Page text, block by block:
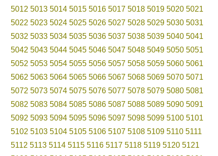
5012 5013 5014 5015 5016 5017 5018 5019 5020 5021
5022 5023 5024 5025 5026 5027 5028 5029 5030 5031
5032 5033 5034 5035 5036 5037 5038 5039 5040 5041
5042 5043 5044 5045 5046 5047 5048 5049 5050 5051
5052 5053 5054 5055 5056 5057 5058 5059 5060 5061
5062 5063 5064 5065 5066 5067 5068 5069 5070 5071
5072 5073 5074 5075 5076 5077 5078 5079 5080 5081
5082 5083 5084 5085 5086 5087 5088 5089 5090 5091
5092 5093 5094 5095 5096 5097 5098 5099 5100 5101
5102 5103 5104 5105 5106 5107 5108 5109 5110 5111
5112 5113 5114 5115 5116 5117 5118 5119 5120 5121